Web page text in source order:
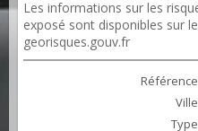
Les informations sur les
exposé sont disponibles sur
georisques.gouv.fr
Référence
Ville
Type